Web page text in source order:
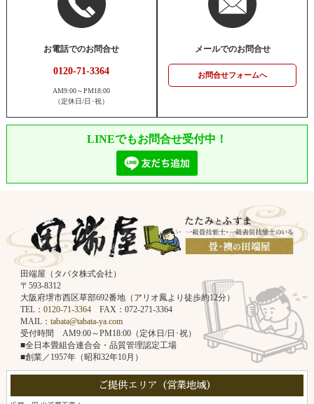
お電話でのお問合せ
0120-71-3364
AM9:00～PM18:00
（定休日/日･祝）
メールでのお問合せ
お問合せフォームへ
LINEでもお問合せ受付中！
田端屋（タバタ株式会社）
〒593-8312
大阪府堺市西区草部692番地（アリオ鳳より徒歩約12分）
TEL： 0120-71-3364FAX：072-271-3364
MAIL： tabata@tabata-ya.com
受付時間 AM9:00～PM18:00（定休日/日･祝）
■全日本畳組合連合会・品質管理認定工場
■創業／1957年（昭和32年10月）
ご提供エリア（営業地域）